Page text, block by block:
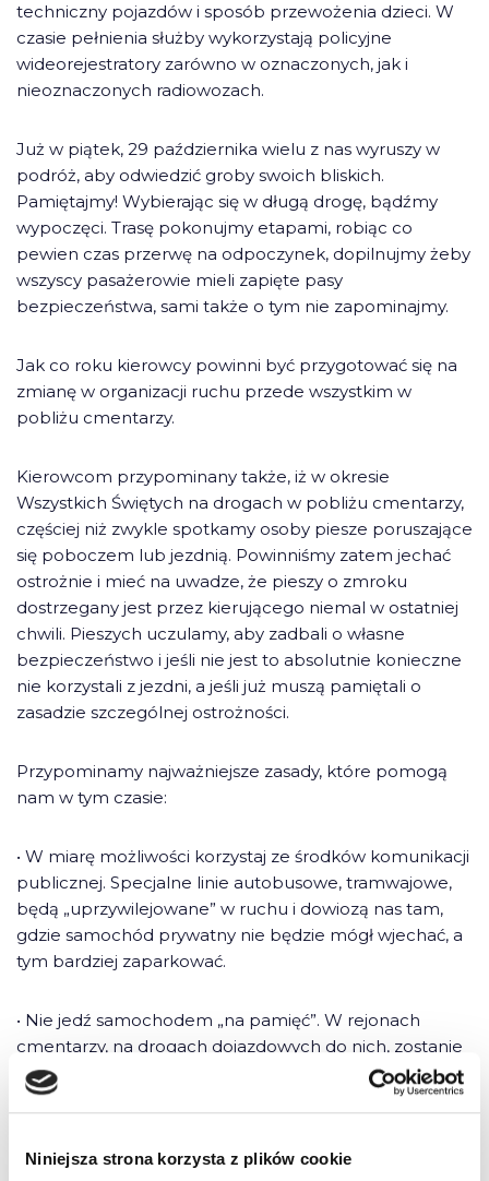
Niniejsza strona korzysta z plików cookie
techniczny pojazdów i sposób przewożenia dzieci. W
czasie pełnienia służby wykorzystają policyjne
wideorejestratory zarówno w oznaczonych, jak i
nieoznaczonych radiowozach.
Już w piątek, 29 października wielu z nas wyruszy w
podróż, aby odwiedzić groby swoich bliskich.
Pamiętajmy! Wybierając się w długą drogę, bądźmy
wypoczęci. Trasę pokonujmy etapami, robiąc co
pewien czas przerwę na odpoczynek, dopilnujmy żeby
wszyscy pasażerowie mieli zapięte pasy
bezpieczeństwa, sami także o tym nie zapominajmy.
Jak co roku kierowcy powinni być przygotować się na
zmianę w organizacji ruchu przede wszystkim w
pobliżu cmentarzy.
Kierowcom przypominany także, iż w okresie
Wszystkich Świętych na drogach w pobliżu cmentarzy,
częściej niż zwykle spotkamy osoby piesze poruszające
się poboczem lub jezdnią. Powinniśmy zatem jechać
ostrożnie i mieć na uwadze, że pieszy o zmroku
dostrzegany jest przez kierującego niemal w ostatniej
chwili. Pieszych uczulamy, aby zadbali o własne
bezpieczeństwo i jeśli nie jest to absolutnie konieczne
nie korzystali z jezdni, a jeśli już muszą pamiętali o
zasadzie szczególnej ostrożności.
Przypominamy najważniejsze zasady, które pomogą
nam w tym czasie:
• W miarę możliwości korzystaj ze środków komunikacji
publicznej. Specjalne linie autobusowe, tramwajowe,
będą „uprzywilejowane” w ruchu i dowiozą nas tam,
gdzie samochód prywatny nie będzie mógł wjechać, a
tym bardziej zaparkować.
• Nie jedź samochodem „na pamięć”. W rejonach
cmentarzy, na drogach dojazdowych do nich, zostanie
wprowadzona czasowa organizacja ruchu drogowego.
Zwracaj uwagę na znaki drogowe!
• Pamiętaj – polecenia policjanta kierującego ruchem